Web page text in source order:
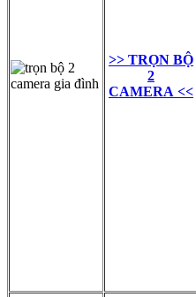
>> TRỌN BỘ
2
CAMERA <<